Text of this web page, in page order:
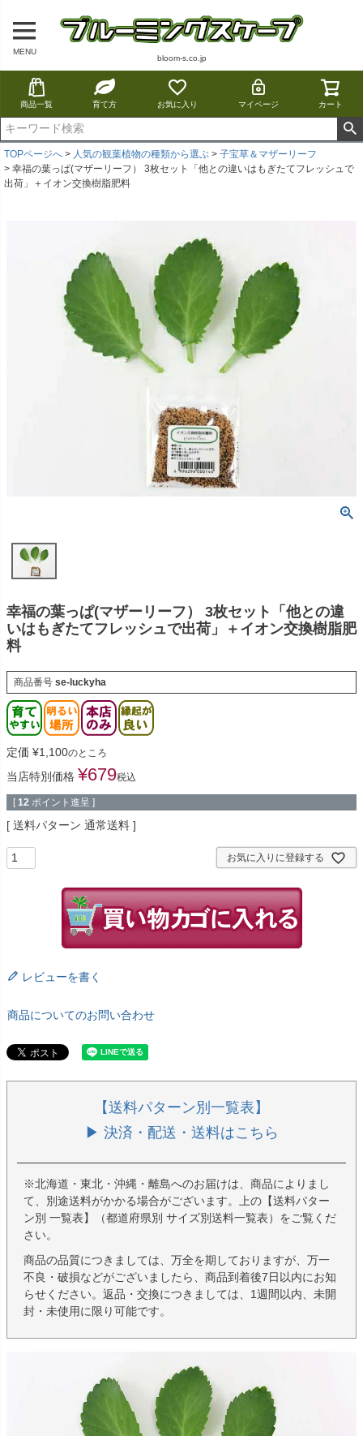
MENU
bloom-s.co.jp
商品一覧 育て方 お気に入り マイページ カート
TOPページへ 人気の観葉植物の種類から選ぶ
子宝草＆マザーリーフ
幸福の葉っぱ(マザーリーフ） 3枚セット「他との違いはもぎたてフレッシュで
出荷」＋イオン交換樹脂肥料
幸福の葉っぱ(マザーリーフ） 3枚セット「他との違
いはもぎたてフレッシュで出荷」＋イオン交換樹脂肥
料
商品番号 se-luckyha
定価 ¥1,100のところ
当店特別価格 ¥679税込
[ 12 ポイント進呈 ]
送料パターン 通常送料
お気に入りに登録する
レビューを書く
商品についてのお問い合わせ
【送料パターン別一覧表】
▶ 決済・配送・送料はこちら
※北海道・東北・沖縄・離島へのお届けは、商品によりまし
て、別途送料がかかる場合がございます。上の【送料パター
ン別 一覧表】（都道府県別 サイズ別送料一覧表）をご覧くだ
さい。
商品の品質につきましては、万全を期しておりますが、万一
不良・破損などがございましたら、商品到着後7日以内にお知
らせください。返品・交換につきましては、1週間以内、未開
封・未使用に限り可能です。